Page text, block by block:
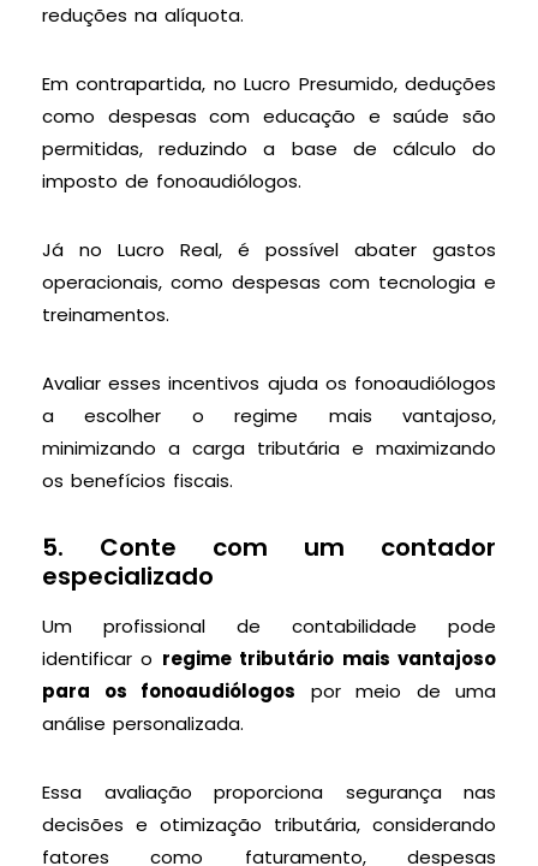
reduções na alíquota.
Em contrapartida, no Lucro Presumido, deduções
como despesas com educação e saúde são
permitidas, reduzindo a base de cálculo do
imposto de fonoaudiólogos.
Já no Lucro Real, é possível abater gastos
operacionais, como despesas com tecnologia e
treinamentos.
Avaliar esses incentivos ajuda os fonoaudiólogos
a escolher o regime mais vantajoso,
minimizando a carga tributária e maximizando
os benefícios fiscais.
5. Conte com um contador
especializado
Um profissional de contabilidade pode
identificar o regime tributário mais vantajoso
para os fonoaudiólogos por meio de uma
análise personalizada.
Essa avaliação proporciona segurança nas
decisões e otimização tributária, considerando
fatores como faturamento, despesas